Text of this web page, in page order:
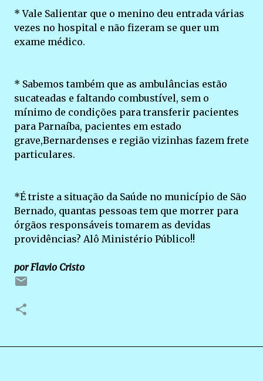
* Vale Salientar que o menino deu entrada várias
vezes no hospital e não fizeram se quer um
exame médico.
* Sabemos também que as ambulâncias estão
sucateadas e faltando combustível, sem o
mínimo de condições para transferir pacientes
para Parnaíba, pacientes em estado
grave,Bernardenses e região vizinhas fazem frete
particulares.
*É triste a situação da Saúde no município de São
Bernado, quantas pessoas tem que morrer para
órgãos responsáveis tomarem as devidas
providências? Alô Ministério Público!!
por Flavio Cristo